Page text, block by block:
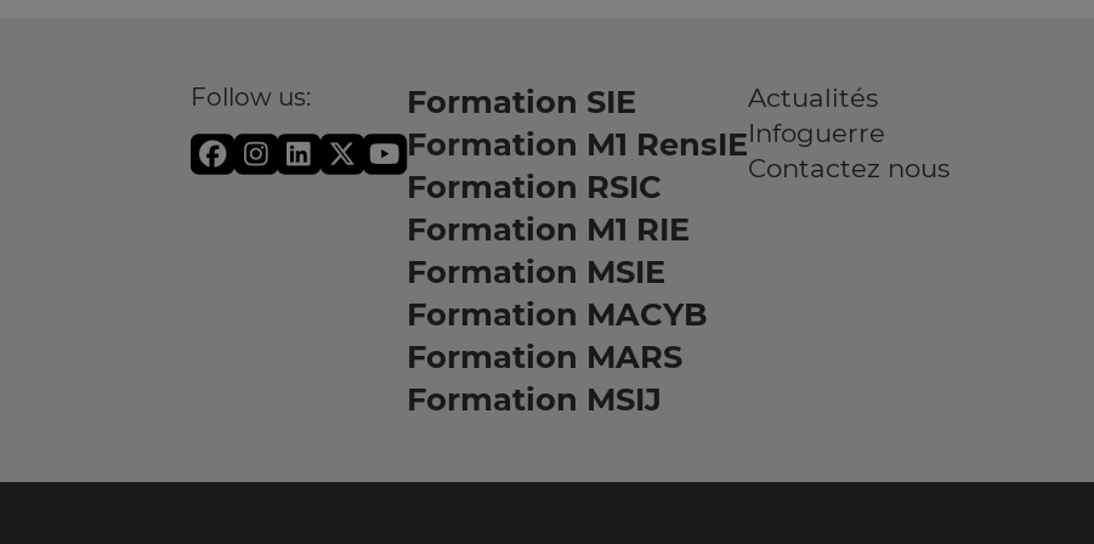
Follow us:
Formation SIE
Formation M1 RensIE
Formation RSIC
Formation M1 RIE
Formation MSIE
Formation MACYB
Formation MARS
Formation MSIJ
Actualités
Infoguerre
Contactez nous